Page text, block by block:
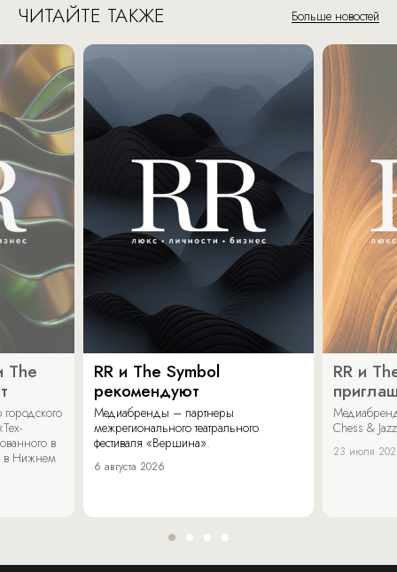
ЧИТАЙТЕ ТАКЖЕ Больше новостей
The
в
в Нижнем
RR и The Symbol
рекомендуют
Медиабренды – партнеры
межрегионального театрального
фестиваля «Вершина».
6 августа 2026
RR и
Chess &
23 июля